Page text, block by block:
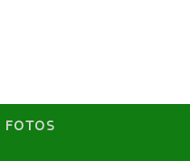
FOTOS